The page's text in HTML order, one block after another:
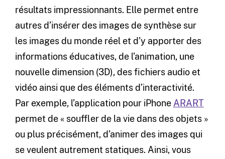
résultats impressionnants. Elle permet entre
autres d’insérer des images de synthèse sur
les images du monde réel et d’y apporter des
informations éducatives, de l’animation, une
nouvelle dimension (3D), des fichiers audio et
vidéo ainsi que des éléments d’interactivité.
Par exemple, l’application pour iPhone ARART
permet de « souffler de la vie dans des objets »
ou plus précisément, d’animer des images qui
se veulent autrement statiques. Ainsi, vous